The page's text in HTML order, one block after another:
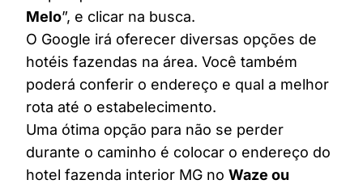
Melo”, e clicar na busca.
O Google irá oferecer diversas opções de
hotéis fazendas na área. Você também
poderá conferir o endereço e qual a melhor
rota até o estabelecimento.
Uma ótima opção para não se perder
durante o caminho é colocar o endereço do
hotel fazenda interior MG no Waze ou